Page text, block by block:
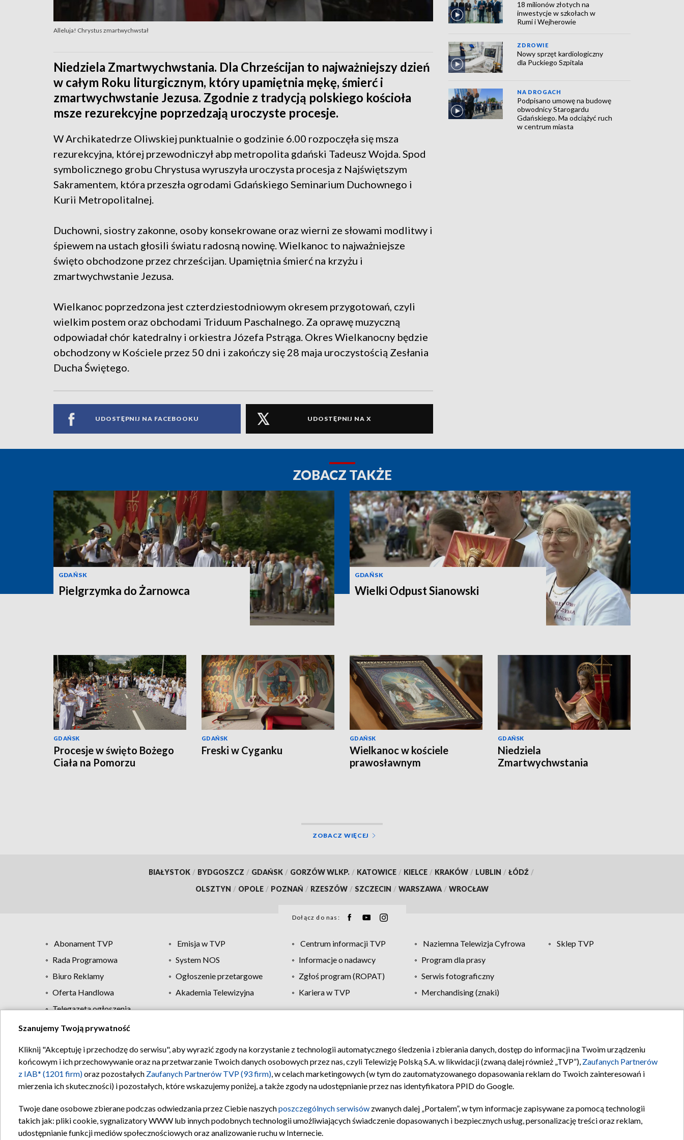
Alleluja! Chrystus zmartwychwstał
Niedziela Zmartwychwstania. Dla Chrześcijan to najważniejszy dzień
w całym Roku liturgicznym, który upamiętnia mękę, śmierć i
zmartwychwstanie Jezusa. Zgodnie z tradycją polskiego kościoła
msze rezurekcyjne poprzedzają uroczyste procesje.
W Archikatedrze Oliwskiej punktualnie o godzinie 6.00 rozpoczęła się msza
rezurekcyjna, której przewodniczył abp metropolita gdański Tadeusz Wojda. Spod
symbolicznego grobu Chrystusa wyruszyła uroczysta procesja z Najświętszym
Sakramentem, która przeszła ogrodami Gdańskiego Seminarium Duchownego i
Kurii Metropolitalnej.
Duchowni, siostry zakonne, osoby konsekrowane oraz wierni ze słowami modlitwy i
śpiewem na ustach głosili światu radosną nowinę. Wielkanoc to najważniejsze
święto obchodzone przez chrześcijan. Upamiętnia śmierć na krzyżu i
zmartwychwstanie Jezusa.
Wielkanoc poprzedzona jest czterdziestodniowym okresem przygotowań, czyli
wielkim postem oraz obchodami Triduum Paschalnego. Za oprawę muzyczną
odpowiadał chór katedralny i orkiestra Józefa Pstrąga. Okres Wielkanocny będzie
obchodzony w Kościele przez 50 dni i zakończy się 28 maja uroczystością Zesłania
Ducha Świętego.
UDOSTĘPNIJ NA FACEBOOKU UDOSTĘPNIJ NA X
18 milionów złotych na
inwestycje w szkołach w
Rumi i Wejherowie
ZDROWIE
Nowy sprzęt kardiologiczny
dla Puckiego Szpitala
NA DROGACH
Podpisano umowę na budowę
obwodnicy Starogardu
Gdańskiego. Ma odciążyć ruch
w centrum miasta
ZOBACZ TAKŻE
GDAŃSK
Pielgrzymka do Żarnowca
GDAŃSK
Wielki Odpust Sianowski
GDAŃSK
Procesje w święto Bożego
Ciała na Pomorzu
GDAŃSK
Freski w Cyganku
GDAŃSK
Wielkanoc w kościele
prawosławnym
GDAŃSK
Niedziela
Zmartwychwstania
ZOBACZ WIĘCEJ
BIAŁYSTOK / BYDGOSZCZ / GDAŃSK / GORZÓW WLKP. / KATOWICE / KIELCE / KRAKÓW / LUBLIN / ŁÓDŹ /
OLSZTYN / OPOLE / POZNAŃ / RZESZÓW / SZCZECIN / WARSZAWA / WROCŁAW
Dołącz do nas:
Abonament TVP Emisja w TVP Centrum informacji TVP Naziemna Telewizja Cyfrowa
Sklep TVP
Rada Programowa
System NOS Informacje o nadawcy
Program dla prasy
Biuro Reklamy
Ogłoszenie przetargowe Zgłoś program (ROPAT)
Serwis fotograficzny
Oferta Handlowa
Akademia Telewizyjna Kariera w TVP
Merchandising (znaki)
Telegazeta ogłoszenia
Regulamin TVP Polityka prywatności Moje zgody Pomoc Biuro reklamy Kontakt
Szanujemy Twoją prywatność
Kliknij "Akceptuję i przechodzę do serwisu", aby wyrazić zgody na korzystanie z technologii automatycznego śledzenia i zbierania danych, dostęp do informacji na Twoim urządzeniu
końcowym i ich przechowywanie oraz na przetwarzanie Twoich danych osobowych przez nas, czyli Telewizję Polską S.A. w likwidacji (zwaną dalej również „TVP”), Zaufanych Partnerów
z IAB* (1201 firm)oraz pozostałych Zaufanych Partnerów TVP (93 firm), w celach marketingowych (w tym do zautomatyzowanego dopasowania reklam do Twoich zainteresowań i
mierzenia ich skuteczności) i pozostałych, które wskazujemy poniżej, a także zgody na udostępnianie przez nas identyfikatora PPID do Google.
Twoje dane osobowe zbierane podczas odwiedzania przez Ciebie naszychposzczególnych serwisów zwanych dalej „Portalem”, w tym informacje zapisywane za pomocą technologii
takich jak: pliki cookie, sygnalizatory WWW lub innych podobnych technologii umożliwiających świadczenie dopasowanych i bezpiecznych usług, personalizację treści oraz reklam,
udostępnianie funkcji mediów społecznościowych oraz analizowanie ruchu w Internecie.